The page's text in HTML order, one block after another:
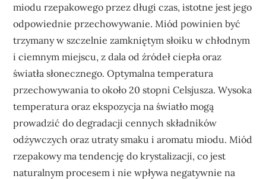
miodu rzepakowego przez długi czas, istotne jest jego
odpowiednie przechowywanie. Miód powinien być
trzymany w szczelnie zamkniętym słoiku w chłodnym
i ciemnym miejscu, z dala od źródeł ciepła oraz
światła słonecznego. Optymalna temperatura
przechowywania to około 20 stopni Celsjusza. Wysoka
temperatura oraz ekspozycja na światło mogą
prowadzić do degradacji cennych składników
odżywczych oraz utraty smaku i aromatu miodu. Miód
rzepakowy ma tendencję do krystalizacji, co jest
naturalnym procesem i nie wpływa negatywnie na